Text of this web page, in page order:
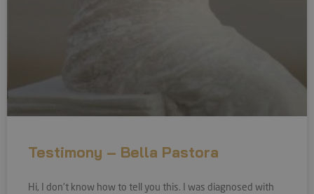
Testimony – Bella Pastora
Hi, I don't know how to tell you this. I was diagnosed with